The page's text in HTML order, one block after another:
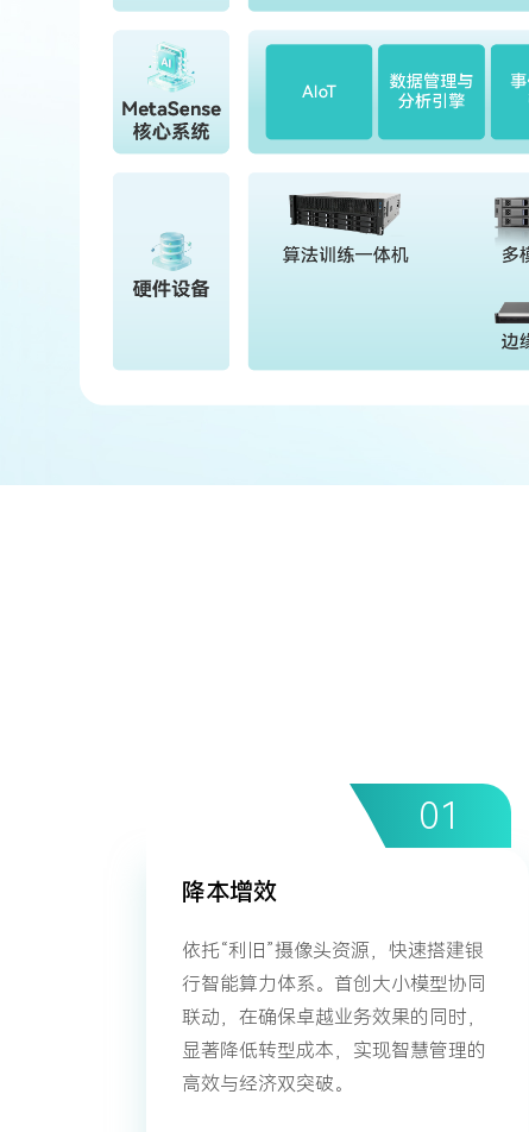
降本增效
依托“利旧”摄像头资源，快速搭建银
行智能算力体系。首创大小模型协同
联动，在确保卓越业务效果的同时，
显著降低转型成本，实现智慧管理的
高效与经济双突破。